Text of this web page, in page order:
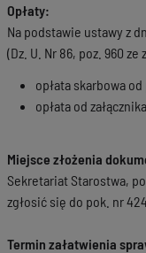
Opłaty:
Na podstawie ustawy z
(Dz. U. Nr 86, poz. 960 ze
opłata skarbowa
opłata od
Miejsce złożenia
Sekretariat Starostwa,
zgłosić się do pok. nr
Termin załatwienia